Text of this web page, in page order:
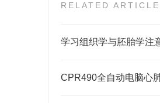
RELATED
学习组织学与胚胎学注